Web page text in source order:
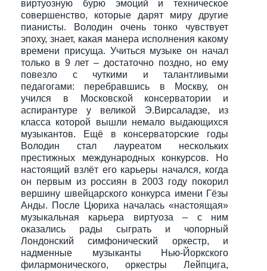
виртуозную бурю эмоций и техническое
совершенство, которые дарят миру другие
пианисты. Володин очень тонко чувствует
эпоху, знает, какая манера исполнения какому
времени присуща. Учиться музыке он начал
только в 9 лет – достаточно поздно, но ему
повезло с чуткими и талантливыми
педагогами: перебравшись в Москву, он
учился в Московской консерватории и
аспирантуре у великой Э.Вирсаладзе, из
класса которой вышли немало выдающихся
музыкантов. Ещё в консерваторские годы
Володин стал лауреатом нескольких
престижных международных конкурсов. Но
настоящий взлёт его карьеры начался, когда
он первым из россиян в 2003 году покорил
вершину швейцарского конкурса имени Гёзы
Анды. После Цюриха началась «настоящая»
музыкальная карьера виртуоза – с ним
оказались рады сыграть и чопорный
Лондонский симфонический оркестр, и
надменные музыканты Нью-Йоркского
филармонического, оркестры Лейпцига,